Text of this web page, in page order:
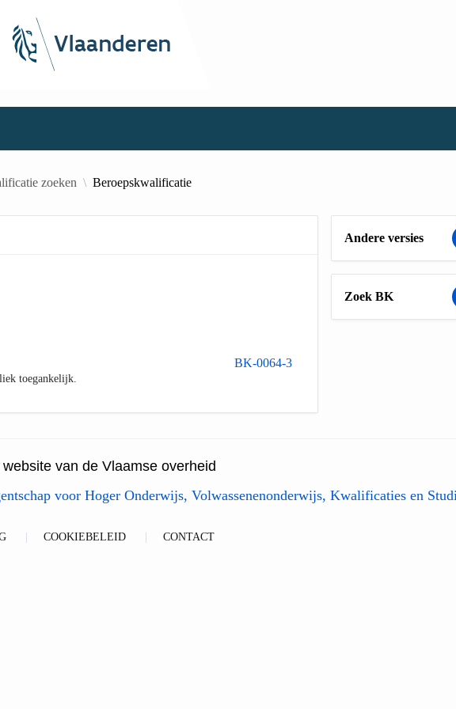
zoeken Beroepskwalificatie
BK-0064-3
toegankelijk.
Andere versies
Zoek BK
van de Vlaamse overheid
voor Hoger Onderwijs, Volwassenenonderwijs, Kwalificaties en
COOKIEBELEID CONTACT